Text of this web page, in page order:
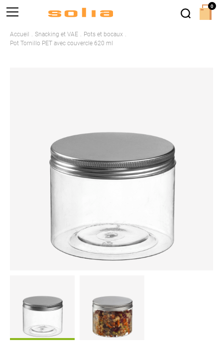
Accueil Snacking et VAE
Pots et bocaux
Pot Tornillo PET avec couvercle 620 ml
0